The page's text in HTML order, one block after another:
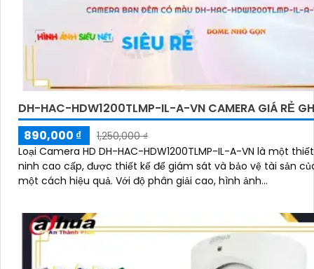
DH-HAC-HDW1200TLMP-IL-A-VN CAMERA GIÁ RẺ
890,000 ₫
1,250,000 ₫
Loại Camera HD DH-HAC-HDW1200TLMP-IL-A-VN là một
ninh cao cấp, được thiết kế để giám sát và bảo vệ tài sản
một cách hiệu quả. Với độ phân giải cao, hình ảnh...